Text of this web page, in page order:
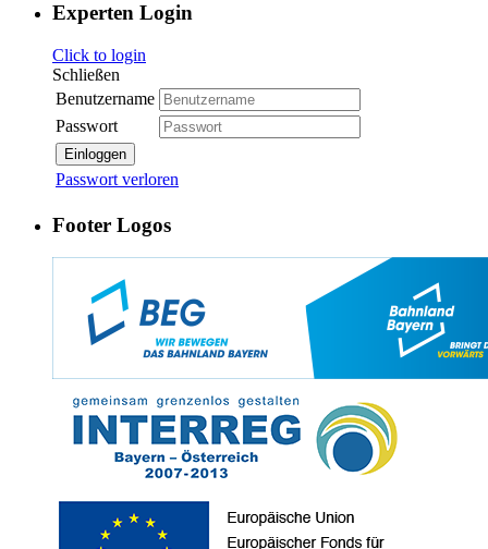
Experten Login
Click to login
Schließen
Benutzername
Passwort
Einloggen
Passwort verloren
Footer Logos